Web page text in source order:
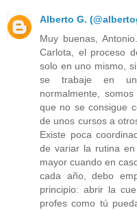
Alberto G.
Muy buenas,
Carlota, el proceso
solo en uno mismo,
se trabaje en
normalmente,
que no se consigue
de unos cursos a
Existe poca
de variar la rutina
mayor cuando en
cada año, debo
principio: abrir la
profes como tú